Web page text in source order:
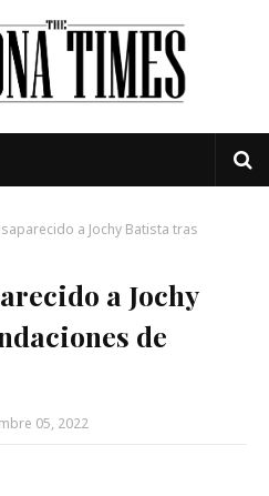
a Jochy Batista tras
a Jochy
de
05, 2022